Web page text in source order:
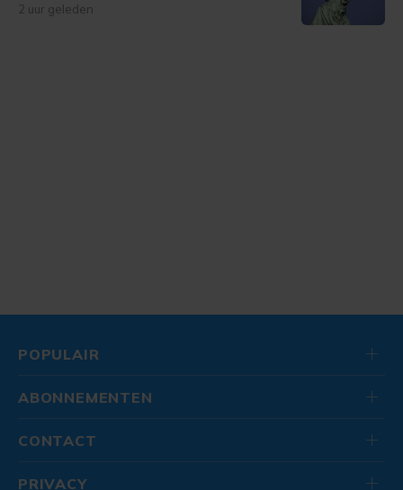
2 uur geleden
POPULAIR
ABONNEMENTEN
CONTACT
PRIVACY